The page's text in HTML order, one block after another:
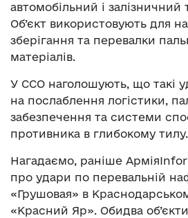
автомобільний і залізничний
Об’єкт використовують для
зберігання та перевалки
матеріалів.
У ССО наголошують, що такі
на послаблення логістики,
забезпечення та системи
противника в глибокому тилу.
Нагадаємо, раніше
про удари по перевальній
«Грушовая» в
«Красний Яр». Обидва об’єкти